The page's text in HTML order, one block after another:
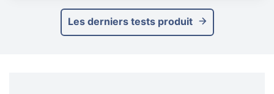
Les derniers tests produit